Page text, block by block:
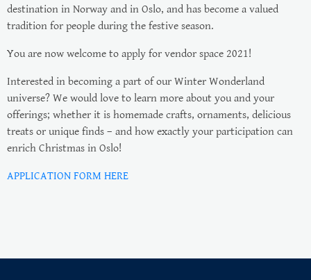
destination in Norway and in Oslo, and has become a valued
tradition for people during the festive season.
You are now welcome to apply for vendor space 2021!
Interested in becoming a part of our Winter Wonderland
universe? We would love to learn more about you and your
offerings; whether it is homemade crafts, ornaments, delicious
treats or unique finds – and how exactly your participation can
enrich Christmas in Oslo!
APPLICATION FORM HERE